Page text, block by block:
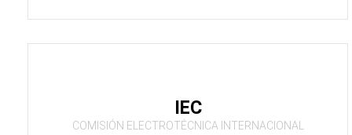
IEC
COMISIÓN ELECTROTÉCNICA INTERNACIONAL